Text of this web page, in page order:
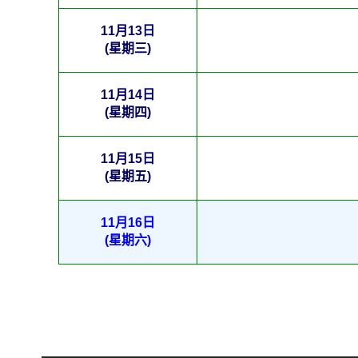
11月13日
(星期三)
11月14日
(星期四)
11月15日
(星期五)
11月16日
(星期六)